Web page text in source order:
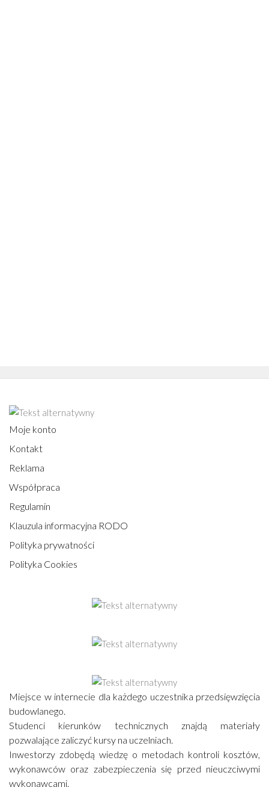
Moje konto
Kontakt
Reklama
Współpraca
Regulamin
Klauzula informacyjna RODO
Polityka prywatności
Polityka Cookies
Miejsce w internecie dla każdego uczestnika przedsięwzięcia
budowlanego.
Studenci kierunków technicznych znajdą materiały
pozwalające zaliczyć kursy na uczelniach.
Inwestorzy zdobędą wiedzę o metodach kontroli kosztów,
wykonawców oraz zabezpieczenia się przed nieuczciwymi
wykonawcami.